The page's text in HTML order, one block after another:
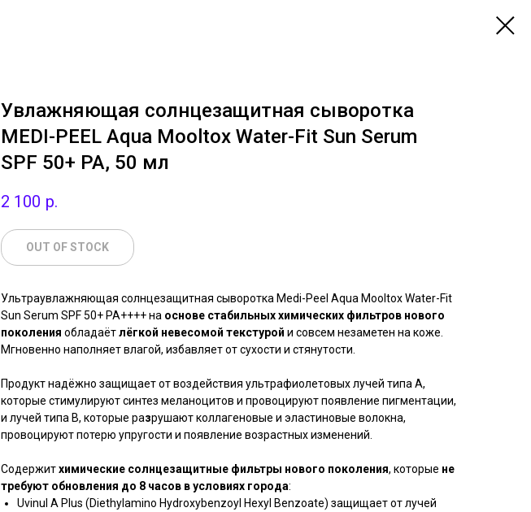
Увлажняющая солнцезащитная сыворотка
MEDI-PEEL Aqua Mooltox Water-Fit Sun Serum
SPF 50+ PA, 50 мл
2 100 р.
OUT OF STOCK
Ультраувлажняющая солнцезащитная сыворотка Medi-Peel Aqua Mooltox Water-Fit
Sun Serum SPF 50+ PA++++ на основе стабильных химических фильтров нового
поколения обладаётлёгкой невесомой текстурой и совсем незаметен на коже.
Мгновенно наполняет влагой, избавляет от сухости и стянутости.
Продукт надёжно защищает от воздействия ультрафиолетовых лучей типа А,
которые стимулируют синтез меланоцитов и провоцируют появление пигментации,
и лучей типа В, которые разрушают коллагеновые и эластиновые волокна,
провоцируют потерю упругости и появление возрастных изменений.
Содержитхимические солнцезащитные фильтры нового поколения, которые не
требуют обновления до 8 часов в условиях города:
Uvinul A Plus (Diethylamino Hydroxybenzoyl Hexyl Benzoate) защищает от лучей